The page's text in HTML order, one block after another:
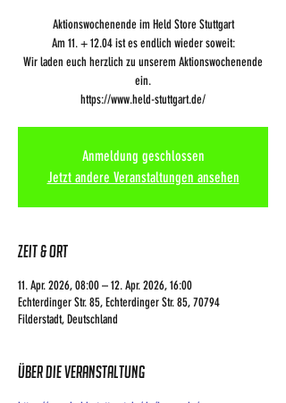
Aktionswochenende im Held Store Stuttgart
Am 11. + 12.04 ist es endlich wieder soweit:
Wir laden euch herzlich zu unserem Aktionswochenende
ein.
https://www.held-stuttgart.de/
Anmeldung geschlossen
Jetzt andere Veranstaltungen ansehen
Zeit & Ort
11. Apr. 2026, 08:00 – 12. Apr. 2026, 16:00
Echterdinger Str. 85, Echterdinger Str. 85, 70794
Filderstadt, Deutschland
Über die Veranstaltung